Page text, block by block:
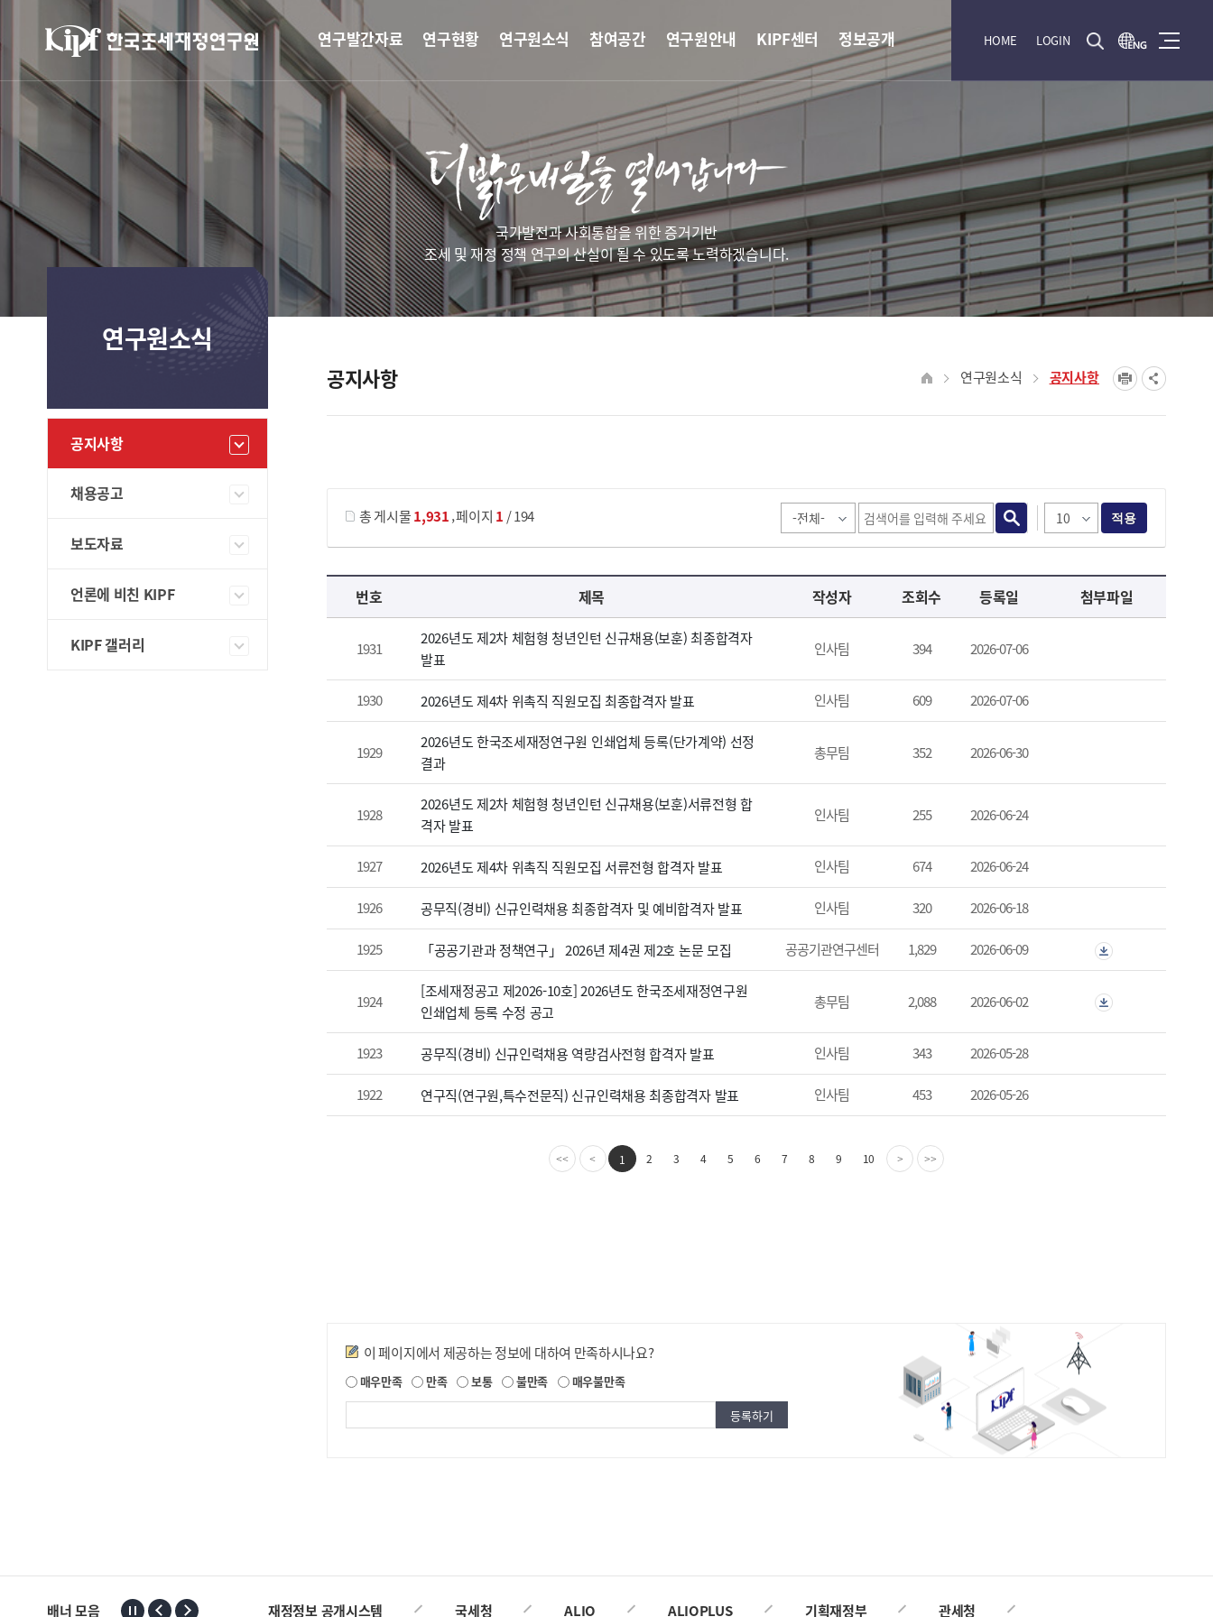
HOME LOGIN
연구발간자료 연구현황 연구원소식 참여공간 연구원안내 KIPF센터 정보공개
국가발전과 사회통합을 위한 증거기반
조세 및 재정 정책 연구의 산실이 될 수 있도록 노력하겠습니다.
연구원소식
공지사항
채용공고
보도자료
언론에 비친 KIPF
KIPF 갤러리
공지사항 연구원소식 공지사항
총 게시물1,931,페이지 1 / 194 적용
공지사항 목록 으로 번호, 제목, 작성자, 조회수, 등록 일, 첨부파일로 나열 되고 있습니다.
번호 제목 작성자 조회수 등록일 첨부파일
1931
2026년도 제2차 체험형 청년인턴 신규채용(보훈) 최종합격자
발표
인사팀 394 2026-07-06
1930 2026년도 제4차 위촉직 직원모집 최종합격자 발표 인사팀 609 2026-07-06
1929
2026년도 한국조세재정연구원 인쇄업체 등록(단가계약) 선정
결과
총무팀 352 2026-06-30
1928
2026년도 제2차 체험형 청년인턴 신규채용(보훈)서류전형 합
격자 발표
인사팀 255 2026-06-24
1927 2026년도 제4차 위촉직 직원모집 서류전형 합격자 발표 인사팀 674 2026-06-24
1926 공무직(경비) 신규인력채용 최종합격자 및 예비합격자 발표 인사팀 320 2026-06-18
1925 「공공기관과 정책연구」 2026년 제4권 제2호 논문 모집 공공기관연구센터 1,829 2026-06-09
1924
[조세재정공고 제2026-10호] 2026년도 한국조세재정연구원
인쇄업체 등록 수정 공고
총무팀 2,088 2026-06-02
1923 공무직(경비) 신규인력채용 역량검사전형 합격자 발표 인사팀 343 2026-05-28
1922 연구직(연구원,특수전문직) 신규인력채용 최종합격자 발표 인사팀 453 2026-05-26
<< < 1 2 3 4 5 6 7 8 9 10 > >>
만족도조사
이 페이지에서 제공하는 정보에 대하여 만족하시나요?
매우만족 만족 보통 불만족 매우불만족
배너 모음 재정정보 공개시스템 국세청 ALIO ALIOPLUS 기획재정부 관세청